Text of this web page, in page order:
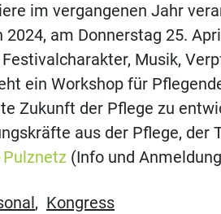
im vergangenen Jahr
am Donnerstag 25.
Musik,
ein Workshop für
Zukunft der Pflege zu
aus der Pflege, der
Pulznetz (Info und
, Kongress